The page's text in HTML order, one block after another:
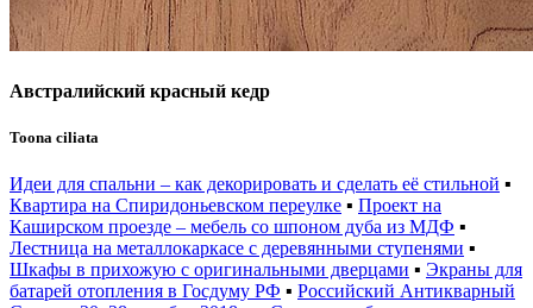
Австралийский красный кедр
Toona ciliata
Идеи для спальни – как декорировать и сделать её стильной ▪
Квартира на Спиридоньевском переулке ▪ Проект на
Каширском проезде – мебель со шпоном дуба из МДФ ▪
Лестница на металлокаркасе с деревянными ступенями ▪
Шкафы в прихожую с оригинальными дверцами ▪ Экраны для
батарей отопления в Госдуму РФ ▪ Российский Антикварный